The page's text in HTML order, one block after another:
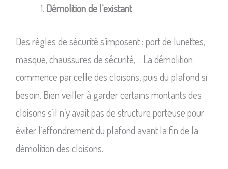
Démolition de l’existant
Des règles de sécurité s’imposent : port de lunettes,
masque, chaussures de sécurité, …La démolition
commence par celle des cloisons, puis du plafond si
besoin. Bien veiller à garder certains montants des
cloisons s’il n’y avait pas de structure porteuse pour
éviter l’effondrement du plafond avant la fin de la
démolition des cloisons.